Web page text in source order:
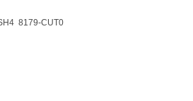
8179-CUT0